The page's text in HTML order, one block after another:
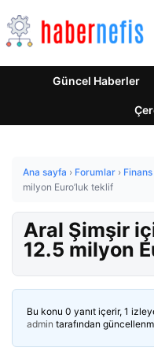
Güncel Haberler
Ana sayfa › Forumlar › Finans
milyon Euro’luk teklif
Aral Şimşir
12.5 milyon
Bu konu 0 yanıt içerir, 1
admin tarafından